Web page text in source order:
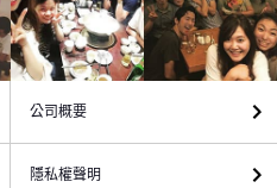
公司概要
隱私權聲明